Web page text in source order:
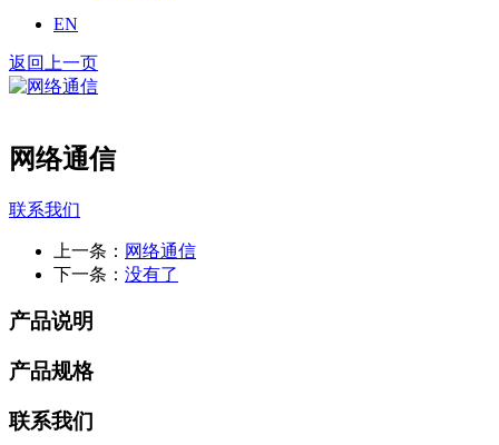
EN
返回上一页
网络通信
联系我们
上一条： 网络通信
下一条： 没有了
产品说明
产品规格
联系我们